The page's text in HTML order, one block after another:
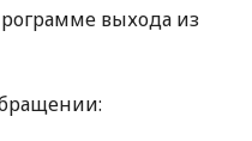
выхода из